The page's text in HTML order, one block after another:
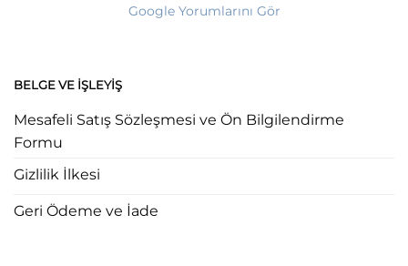
Google Yorumlarını Gör
BELGE VE İŞLEYIŞ
Mesafeli Satış Sözleşmesi ve Ön Bilgilendirme
Formu
Gizlilik İlkesi
Geri Ödeme ve İade